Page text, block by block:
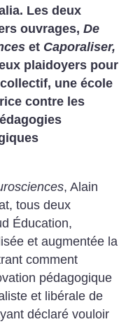
Les deux
ouvrages,De
et Caporaliser,
plaidoyers pour
une école
contre les
, Alain
tous deux
Éducation,
et augmentée la
comment
pédagogique
et libérale de
déclaré vouloir